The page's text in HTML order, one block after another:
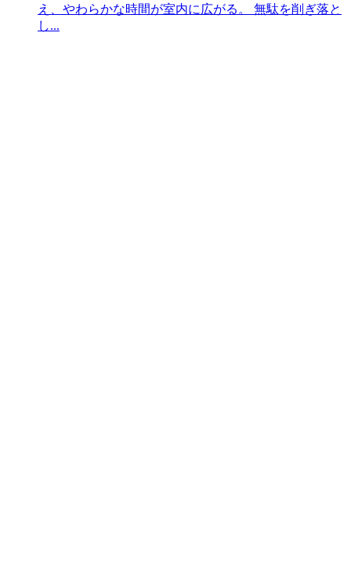
え、やわらかな時間が室内に広がる。 無駄を削ぎ落と
し...